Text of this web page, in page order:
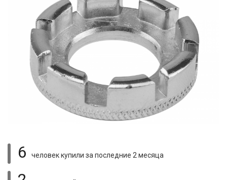
6 человек купили за последние 2 месяца